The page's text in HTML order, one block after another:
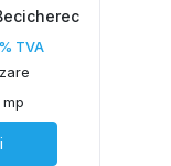
TVA
mp